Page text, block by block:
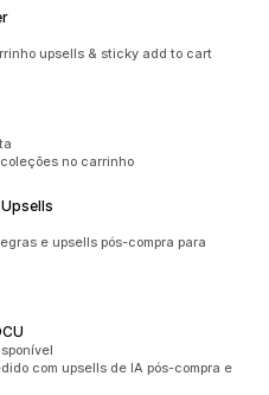
upsells & sticky add to cart
no carrinho
e upsells pós-compra para
com upsells de IA pós-compra e